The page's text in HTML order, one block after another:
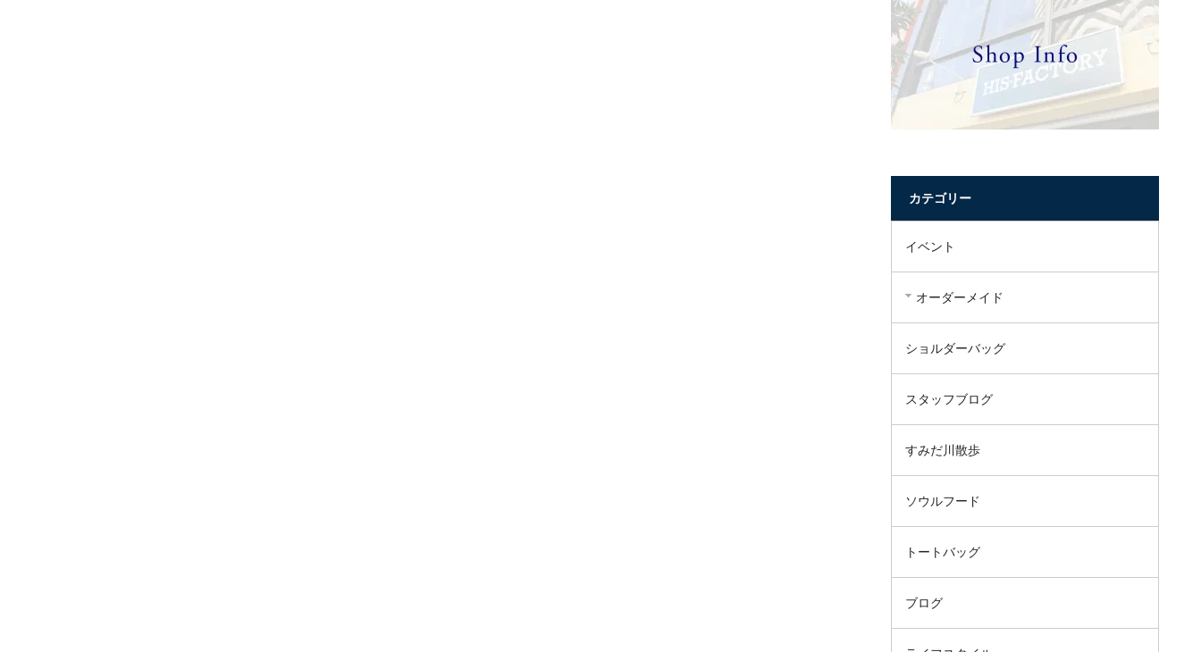
カテゴリー
イベント
オーダーメイド
ショルダーバッグ
スタッフブログ
すみだ川散歩
ソウルフード
トートバッグ
ブログ